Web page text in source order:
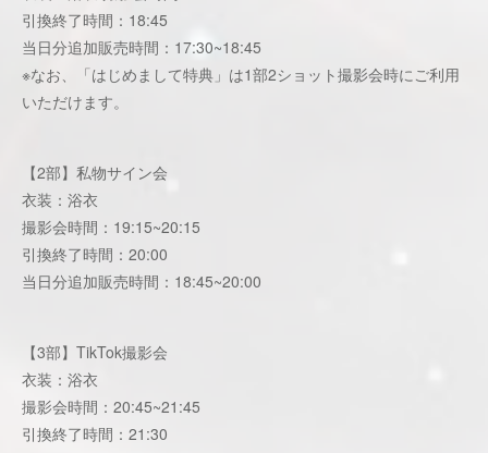
引換終了時間：18:45
当日分追加販売時間：17:30~18:45
※なお、「はじめまして特典」は1部2ショット撮影会時にご利用
いただけます。
【2部】私物サイン会
衣装：浴衣
撮影会時間：19:15~20:15
引換終了時間：20:00
当日分追加販売時間：18:45~20:00
【3部】TikTok撮影会
衣装：浴衣
撮影会時間：20:45~21:45
引換終了時間：21:30